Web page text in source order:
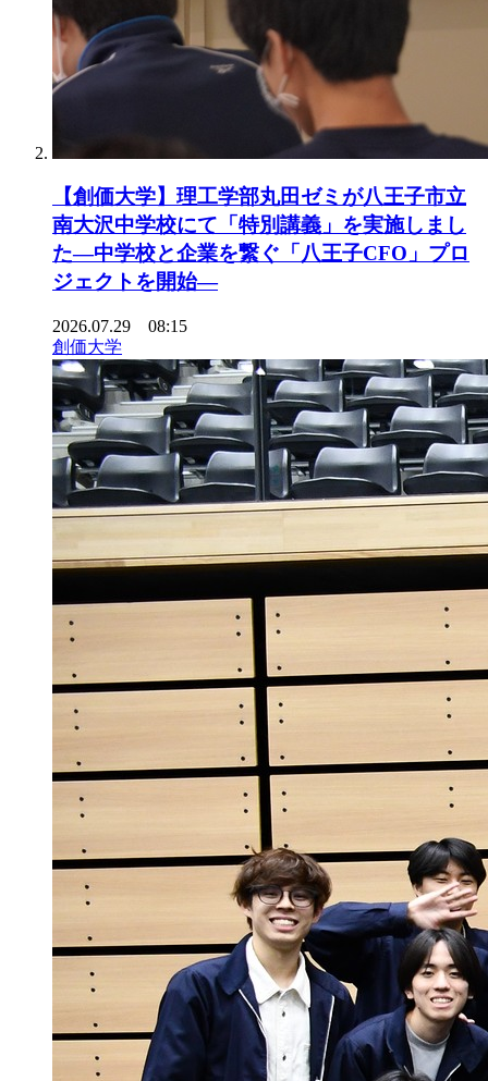
【創価大学】理工学部丸田ゼミが八王子市立
南大沢中学校にて「特別講義」を実施しまし
た―中学校と企業を繋ぐ「八王子CFO」プロ
ジェクトを開始―
2026.07.29 08:15
創価大学